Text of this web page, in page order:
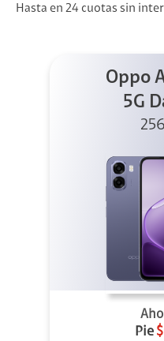
Hasta en 24 cuotas sin
Oppo
5G
Pie